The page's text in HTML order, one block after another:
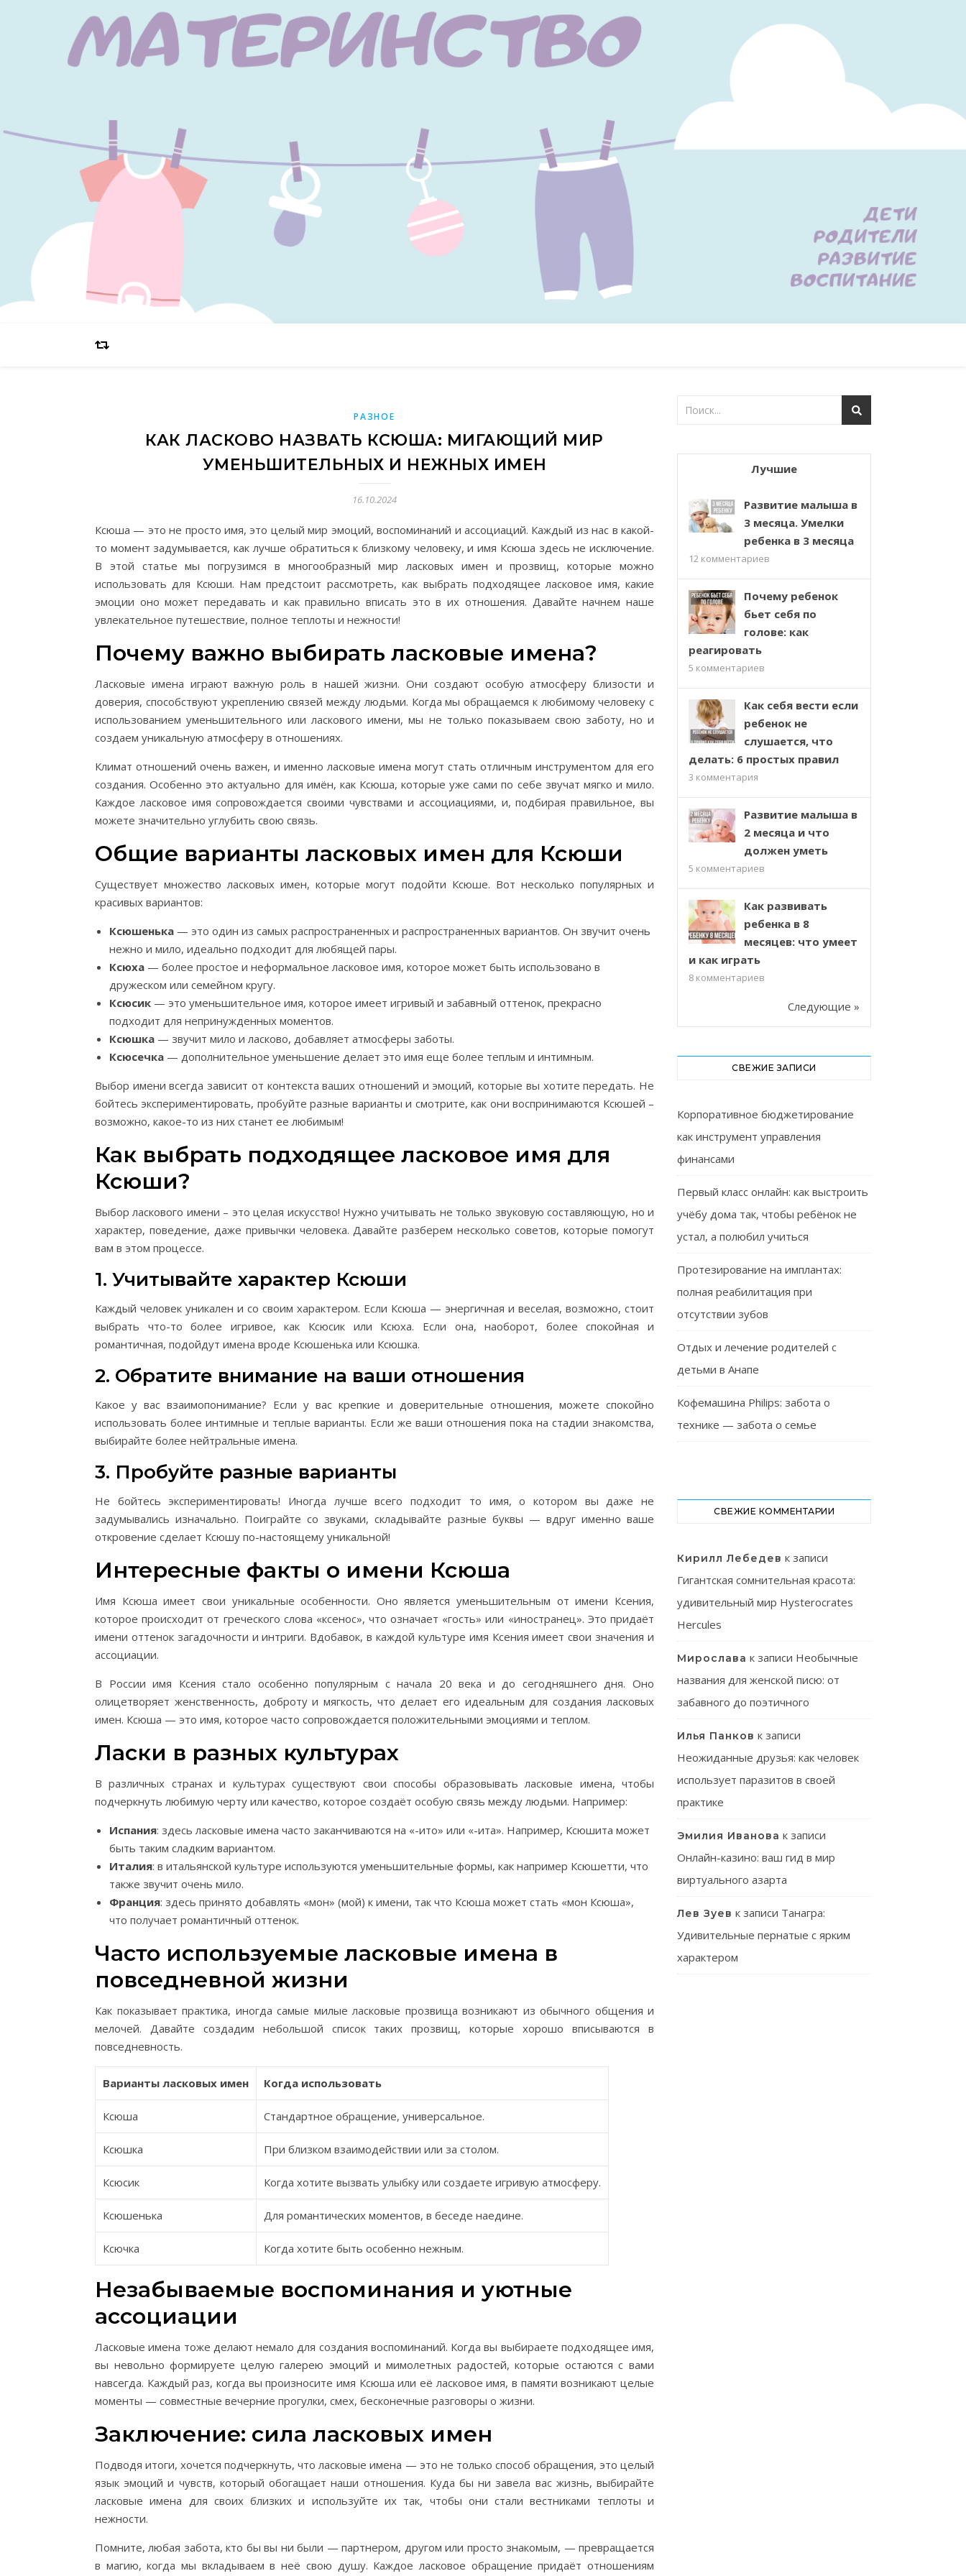
РАЗНОЕ
КАК ЛАСКОВО НАЗВАТЬ КСЮША: МИГАЮЩИЙ МИР
УМЕНЬШИТЕЛЬНЫХ И НЕЖНЫХ ИМЕН
16.10.2024
Ксюша — это не просто имя, это целый мир эмоций, воспоминаний и ассоциаций. Каждый из нас в какой-
то момент задумывается, как лучше обратиться к близкому человеку, и имя Ксюша здесь не исключение.
В этой статье мы погрузимся в многообразный мир ласковых имен и прозвищ, которые можно
использовать для Ксюши. Нам предстоит рассмотреть, как выбрать подходящее ласковое имя, какие
эмоции оно может передавать и как правильно вписать это в их отношения. Давайте начнем наше
увлекательное путешествие, полное теплоты и нежности!
Почему важно выбирать ласковые имена?
Ласковые имена играют важную роль в нашей жизни. Они создают особую атмосферу близости и
доверия, способствуют укреплению связей между людьми. Когда мы обращаемся к любимому человеку с
использованием уменьшительного или ласкового имени, мы не только показываем свою заботу, но и
создаем уникальную атмосферу в отношениях.
Климат отношений очень важен, и именно ласковые имена могут стать отличным инструментом для его
создания. Особенно это актуально для имён, как Ксюша, которые уже сами по себе звучат мягко и мило.
Каждое ласковое имя сопровождается своими чувствами и ассоциациями, и, подбирая правильное, вы
можете значительно углубить свою связь.
Общие варианты ласковых имен для Ксюши
Существует множество ласковых имен, которые могут подойти Ксюше. Вот несколько популярных и
красивых вариантов:
Ксюшенька — это один из самых распространенных и распространенных вариантов. Он звучит очень
нежно и мило, идеально подходит для любящей пары.
Ксюха — более простое и неформальное ласковое имя, которое может быть использовано в
дружеском или семейном кругу.
Ксюсик — это уменьшительное имя, которое имеет игривый и забавный оттенок, прекрасно
подходит для непринужденных моментов.
Ксюшка — звучит мило и ласково, добавляет атмосферы заботы.
Ксюсечка — дополнительное уменьшение делает это имя еще более теплым и интимным.
Выбор имени всегда зависит от контекста ваших отношений и эмоций, которые вы хотите передать. Не
бойтесь экспериментировать, пробуйте разные варианты и смотрите, как они воспринимаются Ксюшей –
возможно, какое-то из них станет ее любимым!
Как выбрать подходящее ласковое имя для
Ксюши?
Выбор ласкового имени – это целая искусство! Нужно учитывать не только звуковую составляющую, но и
характер, поведение, даже привычки человека. Давайте разберем несколько советов, которые помогут
вам в этом процессе.
1. Учитывайте характер Ксюши
Каждый человек уникален и со своим характером. Если Ксюша — энергичная и веселая, возможно, стоит
выбрать что-то более игривое, как Ксюсик или Ксюха. Если она, наоборот, более спокойная и
романтичная, подойдут имена вроде Ксюшенька или Ксюшка.
2. Обратите внимание на ваши отношения
Какое у вас взаимопонимание? Если у вас крепкие и доверительные отношения, можете спокойно
использовать более интимные и теплые варианты. Если же ваши отношения пока на стадии знакомства,
выбирайте более нейтральные имена.
3. Пробуйте разные варианты
Не бойтесь экспериментировать! Иногда лучше всего подходит то имя, о котором вы даже не
задумывались изначально. Поиграйте со звуками, складывайте разные буквы — вдруг именно ваше
откровение сделает Ксюшу по-настоящему уникальной!
Интересные факты о имени Ксюша
Имя Ксюша имеет свои уникальные особенности. Оно является уменьшительным от имени Ксения,
которое происходит от греческого слова «ксенос», что означает «гость» или «иностранец». Это придаёт
имени оттенок загадочности и интриги. Вдобавок, в каждой культуре имя Ксения имеет свои значения и
ассоциации.
В России имя Ксения стало особенно популярным с начала 20 века и до сегодняшнего дня. Оно
олицетворяет женственность, доброту и мягкость, что делает его идеальным для создания ласковых
имен. Ксюша — это имя, которое часто сопровождается положительными эмоциями и теплом.
Ласки в разных культурах
В различных странах и культурах существуют свои способы образовывать ласковые имена, чтобы
подчеркнуть любимую черту или качество, которое создаёт особую связь между людьми. Например:
Испания: здесь ласковые имена часто заканчиваются на «-ито» или «-ита». Например, Ксюшита может
быть таким сладким вариантом.
Италия: в итальянской культуре используются уменьшительные формы, как например Ксюшетти, что
также звучит очень мило.
Франция: здесь принято добавлять «мон» (мой) к имени, так что Ксюша может стать «мон Ксюша»,
что получает романтичный оттенок.
Часто используемые ласковые имена в
повседневной жизни
Как показывает практика, иногда самые милые ласковые прозвища возникают из обычного общения и
мелочей. Давайте создадим небольшой список таких прозвищ, которые хорошо вписываются в
повседневность.
Варианты ласковых имен Когда использовать
Ксюша Стандартное обращение, универсальное.
Ксюшка При близком взаимодействии или за столом.
Ксюсик Когда хотите вызвать улыбку или создаете игривую атмосферу.
Ксюшенька Для романтических моментов, в беседе наедине.
Ксючка Когда хотите быть особенно нежным.
Незабываемые воспоминания и уютные
ассоциации
Ласковые имена тоже делают немало для создания воспоминаний. Когда вы выбираете подходящее имя,
вы невольно формируете целую галерею эмоций и мимолетных радостей, которые остаются с вами
навсегда. Каждый раз, когда вы произносите имя Ксюша или её ласковое имя, в памяти возникают целые
моменты — совместные вечерние прогулки, смех, бесконечные разговоры о жизни.
Заключение: сила ласковых имен
Подводя итоги, хочется подчеркнуть, что ласковые имена — это не только способ обращения, это целый
язык эмоций и чувств, который обогащает наши отношения. Куда бы ни завела вас жизнь, выбирайте
ласковые имена для своих близких и используйте их так, чтобы они стали вестниками теплоты и
нежности.
Помните, любая забота, кто бы вы ни были — партнером, другом или просто знакомым, — превращается
в магию, когда мы вкладываем в неё свою душу. Каждое ласковое обращение придаёт отношениям
Лучшие
Развитие малыша в
3 месяца. Умелки
ребенка в 3 месяца
12 комментариев
Почему ребенок
бьет себя по
голове: как
реагировать
5 комментариев
Как себя вести если
ребенок не
слушается, что
делать: 6 простых правил
3 комментария
Развитие малыша в
2 месяца и что
должен уметь
5 комментариев
Как развивать
ребенка в 8
месяцев: что умеет
и как играть
8 комментариев
Следующие »
СВЕЖИЕ ЗАПИСИ
Корпоративное бюджетирование
как инструмент управления
финансами
Первый класс онлайн: как выстроить
учёбу дома так, чтобы ребёнок не
устал, а полюбил учиться
Протезирование на имплантах:
полная реабилитация при
отсутствии зубов
Отдых и лечение родителей с
детьми в Анапе
Кофемашина Philips: забота о
технике — забота о семье
СВЕЖИЕ КОММЕНТАРИИ
Кирилл Лебедев к записи
Гигантская сомнительная красота:
удивительный мир Hysterocrates
Hercules
Мирослава к записи Необычные
названия для женской писю: от
забавного до поэтичного
Илья Панков к записи
Неожиданные друзья: как человек
использует паразитов в своей
практике
Эмилия Иванова к записи
Онлайн-казино: ваш гид в мир
виртуального азарта
Лев Зуев к записи Танагра:
Удивительные пернатые с ярким
характером